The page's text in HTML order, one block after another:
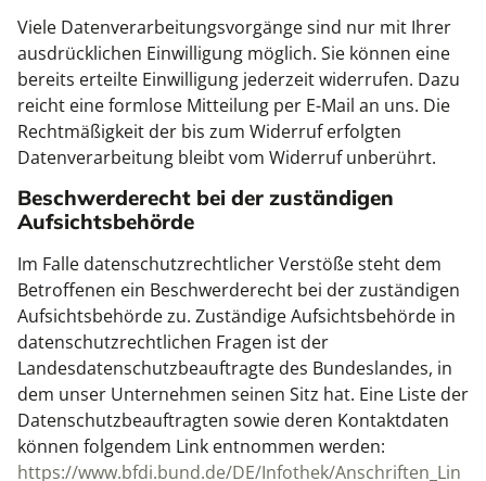
Viele Datenverarbeitungsvorgänge sind nur mit Ihrer
ausdrücklichen Einwilligung möglich. Sie können eine
bereits erteilte Einwilligung jederzeit widerrufen. Dazu
reicht eine formlose Mitteilung per E-Mail an uns. Die
Rechtmäßigkeit der bis zum Widerruf erfolgten
Datenverarbeitung bleibt vom Widerruf unberührt.
Beschwerderecht bei der zuständigen
Aufsichtsbehörde
Im Falle datenschutzrechtlicher Verstöße steht dem
Betroffenen ein Beschwerderecht bei der zuständigen
Aufsichtsbehörde zu. Zuständige Aufsichtsbehörde in
datenschutzrechtlichen Fragen ist der
Landesdatenschutzbeauftragte des Bundeslandes, in
dem unser Unternehmen seinen Sitz hat. Eine Liste der
Datenschutzbeauftragten sowie deren Kontaktdaten
können folgendem Link entnommen werden:
https://www.bfdi.bund.de/DE/Infothek/Anschriften_Lin